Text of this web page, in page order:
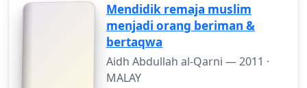
Mendidik remaja muslim
menjadi orang beriman &
bertaqwa
Aidh Abdullah al-Qarni —2011 ·
MALAY